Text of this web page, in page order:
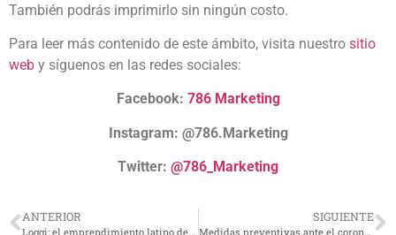
También podrás imprimirlo sin ningún costo.
Para leer más contenido de este ámbito, visita nuestro sitio
web y síguenos en las redes sociales:
Facebook: 786 Marketing
Instagram: @786.Marketing
Twitter: @786_Marketing
ANTERIOR SIGUIENTE